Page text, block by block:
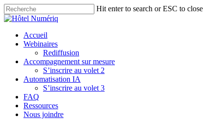
Skip
to
content
Hit enter to search or ESC to close
Close
Menu
Accueil
Webinaires
Rediffusion
Accompagnement sur mesure
S’inscrire au volet 2
Automatisation IA
S’inscrire au volet 3
FAQ
Ressources
Nous joindre